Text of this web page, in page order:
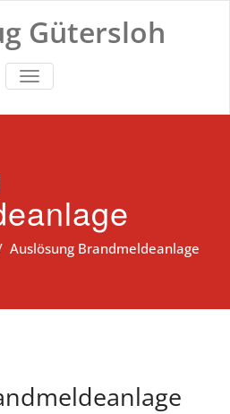
Gütersloh
TOGGLE NAVIGATION
Auslösung Brandmeldeanlage